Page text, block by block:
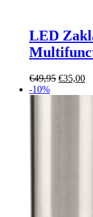
LED
€49,95 €35,00
-10%